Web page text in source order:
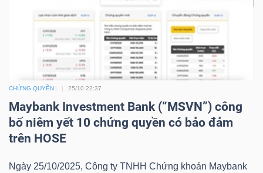
CHỨNG QUYỀN 25/10 22:37
Maybank Investment Bank (“MSVN”) công
bố niêm yết 10 chứng quyền có bảo đảm
trên HOSE
Ngày 25/10/2025, Công ty TNHH Chứng khoán Maybank
TRUY
DỮ
LIỆU
Ngành